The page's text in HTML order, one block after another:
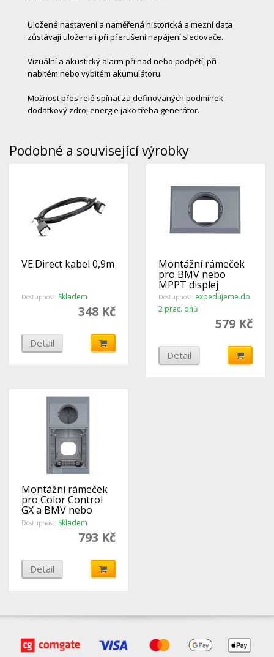
Uložené nastavení a naměřená historická a mezní data
zůstávají uložena i při přerušení napájení sledovače.
Vizuální a akustický alarm při nad nebo podpětí, při
nabitém nebo vybitém akumulátoru.
Možnost přes relé spínat za definovaných podmínek
dodatkový zdroj energie jako třeba generátor.
Podobné a související výrobky
VE.Direct kabel 0,9m
Dostupnost: Skladem
348 Kč
Detail
Montážní rámeček
pro BMV nebo
MPPT displej
Dostupnost: expedujeme do
2 prac. dnů
579 Kč
Detail
Montážní rámeček
pro Color Control
GX a BMV nebo
MPPT displej
Dostupnost: Skladem
793 Kč
Detail